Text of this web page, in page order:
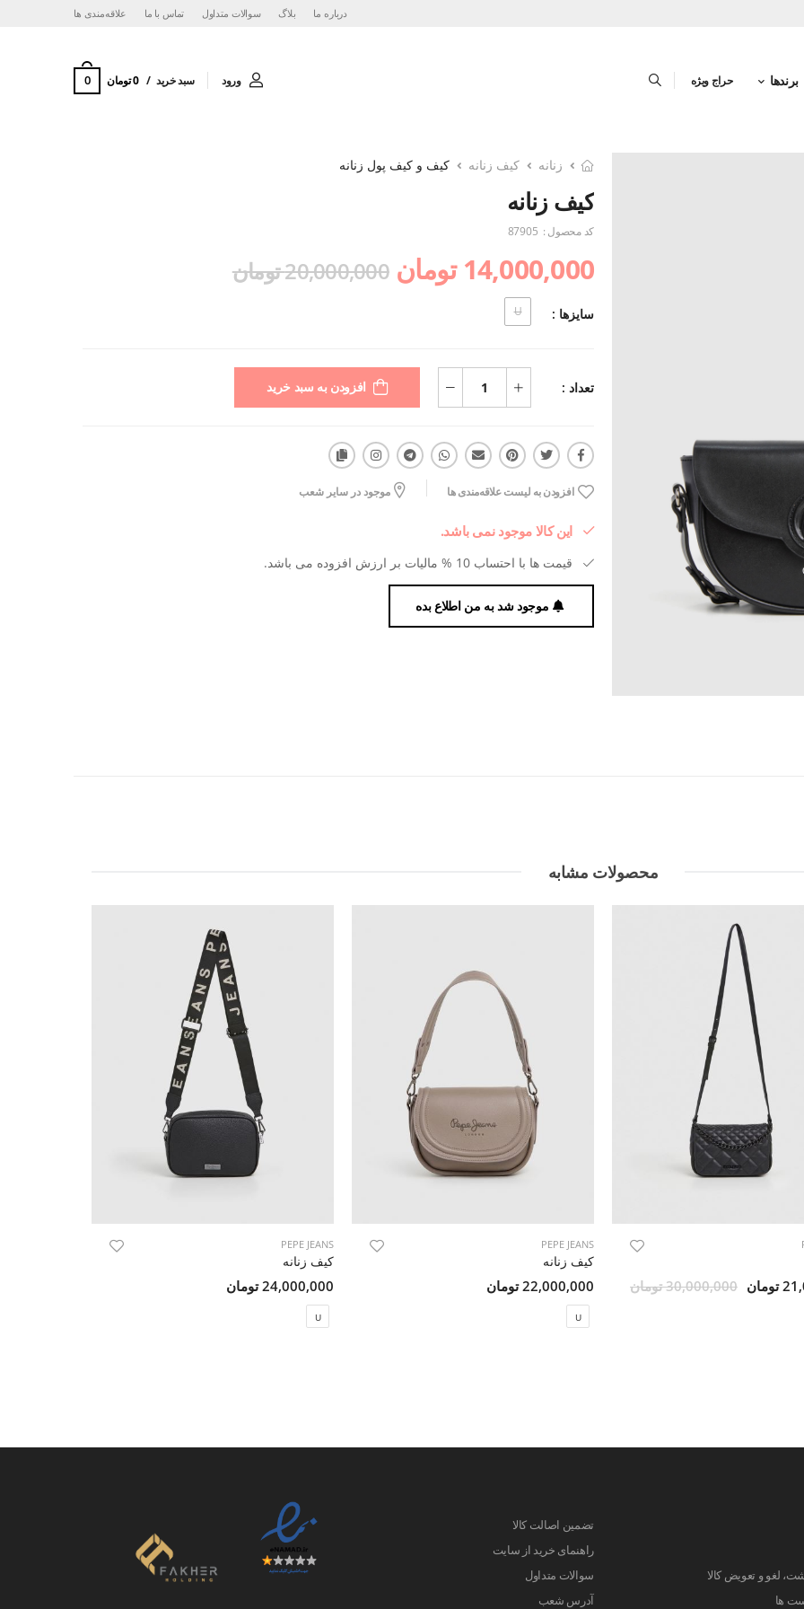
درباره ما بلاگ سوالات متداول تماس با ما ‌علاقه‌مندی ها
برندها حراج ویژه ورود سبد خرید 0 تومان 0
زنانه کیف زنانه کیف و کیف پول زنانه
کیف زنانه
کد محصول : 87905
14,000,000 تومان 20,000,000 تومان
سایزها : U
تعداد : افزودن به سبد خرید
افزودن به لیست علاقه‌مندی ها موجود در سایر شعب
این کالا موجود نمی باشد.
قیمت ها با احتساب 10 % مالیات بر ارزش افزوده می باشد.
موجود شد به من اطلاع بده
محصولات مشابه
30,000,000 تومان
PEPE JEANS
کیف زنانه
22,000,000 تومان
U
PEPE JEANS
کیف زنانه
24,000,000 تومان
U
لغو و تعویض کالا
ها
تضمین اصالت کالا
راهنمای خرید از سایت
سوالات متداول
آدرس شعب